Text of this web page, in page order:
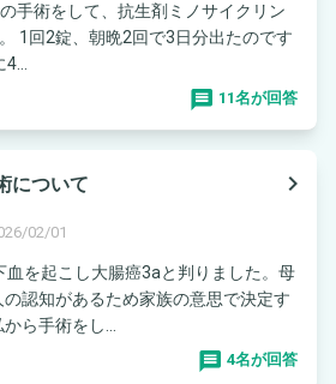
手術をして、抗生剤ミノサイクリン
1回2錠、朝晩2回で3日分出たのです
4...
11名が回答
について
navigate_next
02/01
血を起こし大腸癌3aと判りました。母
認知があるため家族の意思で決定す
ら手術をし...
4名が回答